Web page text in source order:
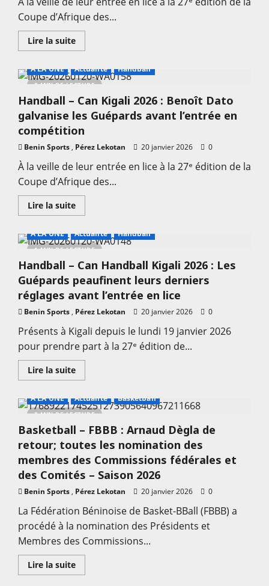
ministre
Benoît
Dato
Coupe d’Afrique des...
Lire la suiteEn
savoir
Handball
–
Kigali
2026
:
Pinto
la
du
ministre
Benoît
Dato
auprès
des
Guépards
2 MIN DE LECTURE
A LA UNE Actualité Handball
Handball – Can Kigali 2026 : Benoît Dato
galvanise les Guépards avant l’entrée en
compétition
Benin Sports , Pérez Lekotan 20 janvier 2026 0
À la veille de leur entrée en lice à la 27ᵉ édition de la
Coupe d’Afrique des...
Lire la suiteEn
savoir
Handball
–
Kigali
2026
:
Dato
les
avant
l’entrée
en
compétition
1 MIN DE LECTURE
A LA UNE Actualité Handball
Handball – Can Handball Kigali 2026 : Les
Guépards peaufinent leurs derniers
réglages avant l’entrée en lice
Benin Sports , Pérez Lekotan 20 janvier 2026 0
Présents à Kigali depuis le lundi 19 janvier 2026
pour prendre part à la 27ᵉ édition de...
Lire la suiteEn
savoir
Handball
–
Handball
Kigali
2026
:
Les
Guépards
peaufinent
leurs
derniers
réglages
avant
l’entrée
en
lice
2 MIN DE LECTURE
A LA UNE Actualité Basketball
Basketball – FBBB : Arnaud Dègla de
retour; toutes les nomination des
membres des Commissions fédérales et
des Comités – Saison 2026
Benin Sports , Pérez Lekotan 20 janvier 2026 0
La Fédération Béninoise de Basket-BBall (FBBB) a
procédé à la nomination des Présidents et
Membres des Commissions...
Lire la suiteEn
savoir